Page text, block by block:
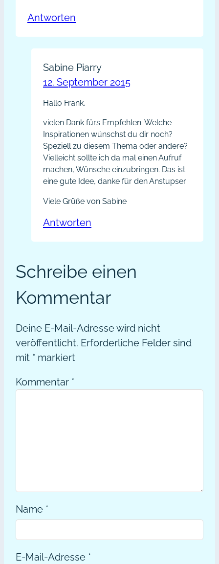
Antworten
Sabine Piarry
12. September 2015
Hallo Frank,
vielen Dank fürs Empfehlen. Welche
Inspirationen wünschst du dir noch?
Speziell zu diesem Thema oder andere?
Vielleicht sollte ich da mal einen Aufruf
machen, Wünsche einzubringen. Das ist
eine gute Idee, danke für den Anstupser.
Viele Grüße von Sabine
Antworten
Schreibe einen
Kommentar
Deine E-Mail-Adresse wird nicht
veröffentlicht. Erforderliche Felder sind
mit * markiert
Kommentar *
Name *
E-Mail-Adresse *